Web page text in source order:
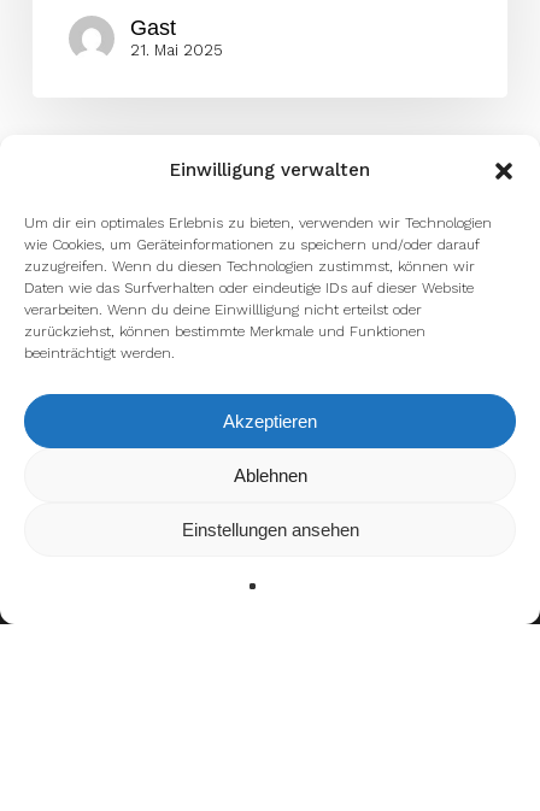
Einwilligung verwalten
Um dir ein optimales Erlebnis zu bieten, verwenden wir Technologien
wie Cookies, um Geräteinformationen zu speichern und/oder darauf
zuzugreifen. Wenn du diesen Technologien zustimmst, können wir
Daten wie das Surfverhalten oder eindeutige IDs auf dieser Website
verarbeiten. Wenn du deine Einwillligung nicht erteilst oder
zurückziehst, können bestimmte Merkmale und Funktionen
beeinträchtigt werden.
Akzeptieren
Ablehnen
Einstellungen ansehen
Gast
21. Mai 2025
Wir verwenden Cookies, um dir die bestmögliche Erfahrung auf
kannst du erfahren, welche Cookies wir
verwenden oder sie ausschalten.